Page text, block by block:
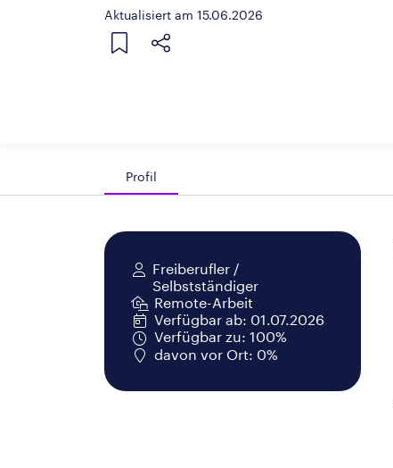
Aktualisiert am 15.06.2026
Profil
Freiberufler /
Selbstständiger
Remote-Arbeit
Verfügbar ab: 01.07.2026
Verfügbar zu: 100%
davon vor Ort: 0%